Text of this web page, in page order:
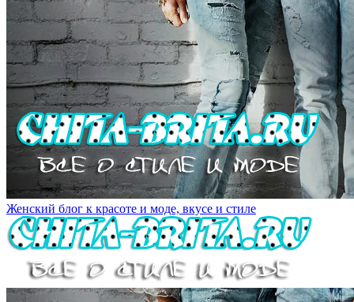
Женский блог к красоте и моде, вкусе и стиле